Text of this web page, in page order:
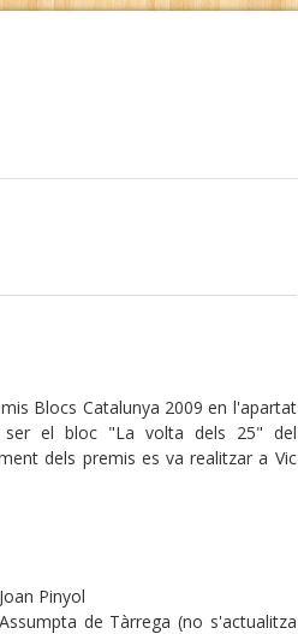
Blocs Catalunya 2009 en l'apartat
ser el bloc "La volta dels 25" del
dels premis es va realitzar a Vic
Pinyol
de Tàrrega (no s'actualitza